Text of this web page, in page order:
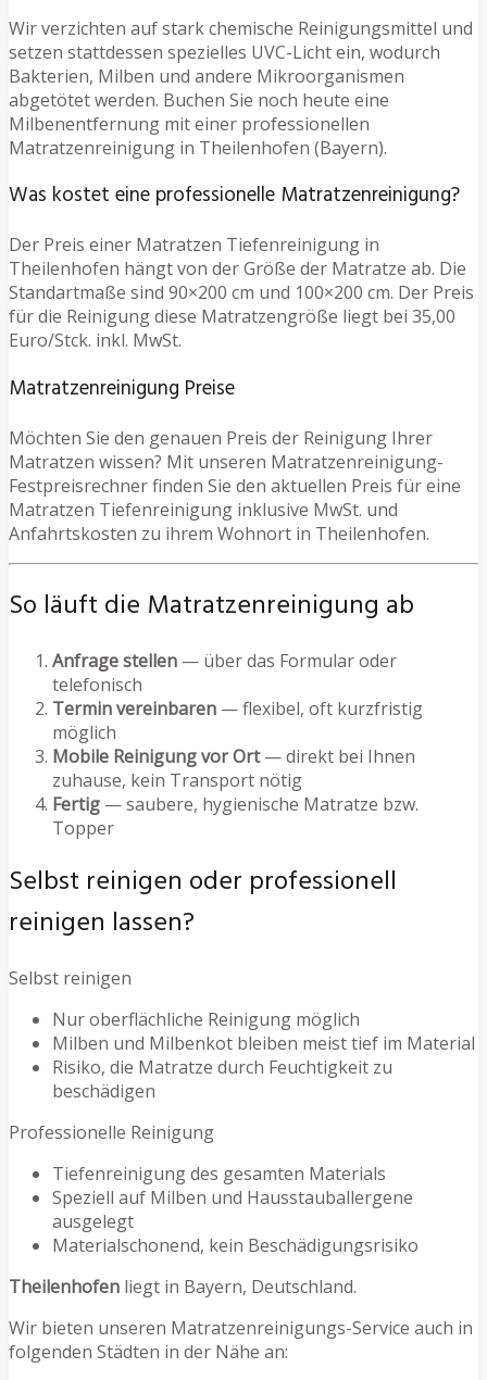
Wir verzichten auf stark chemische Reinigungsmittel und
setzen stattdessen spezielles UVC-Licht ein, wodurch
Bakterien, Milben und andere Mikroorganismen
abgetötet werden. Buchen Sie noch heute eine
Milbenentfernung mit einer professionellen
Matratzenreinigung in Theilenhofen (Bayern).
Was kostet eine professionelle Matratzenreinigung?
Der Preis einer Matratzen Tiefenreinigung in
Theilenhofen hängt von der Größe der Matratze ab. Die
Standartmaße sind 90×200 cm und 100×200 cm. Der Preis
für die Reinigung diese Matratzengröße liegt bei 35,00
Euro/Stck. inkl. MwSt.
Matratzenreinigung Preise
Möchten Sie den genauen Preis der Reinigung Ihrer
Matratzen wissen? Mit unseren Matratzenreinigung-
Festpreisrechner finden Sie den aktuellen Preis für eine
Matratzen Tiefenreinigung inklusive MwSt. und
Anfahrtskosten zu ihrem Wohnort in Theilenhofen.
So läuft die Matratzenreinigung ab
Anfrage stellen — über das Formular oder
telefonisch
Termin vereinbaren — flexibel, oft kurzfristig
möglich
Mobile Reinigung vor Ort— direkt bei Ihnen
zuhause, kein Transport nötig
Fertig — saubere, hygienische Matratze bzw.
Topper
Selbst reinigen oder professionell
reinigen lassen?
Selbst reinigen
Nur oberflächliche Reinigung möglich
Milben und Milbenkot bleiben meist tief im Material
Risiko, die Matratze durch Feuchtigkeit zu
beschädigen
Professionelle Reinigung
Tiefenreinigung des gesamten Materials
Speziell auf Milben und Hausstauballergene
ausgelegt
Materialschonend, kein Beschädigungsrisiko
Theilenhofen liegt in Bayern, Deutschland.
Wir bieten unseren Matratzenreinigungs-Service auch in
folgenden Städten in der Nähe an: